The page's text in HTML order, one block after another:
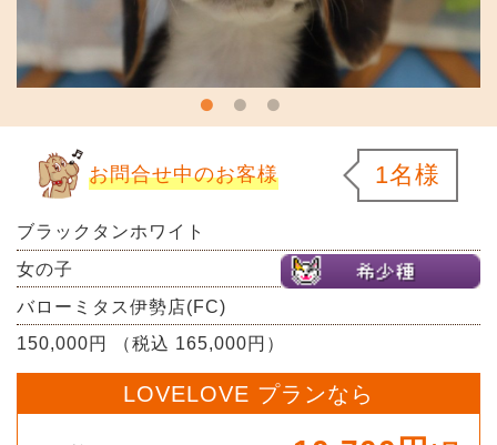
お問合せ中のお客様 1名様
ブラックタンホワイト
女の子
バローミタス伊勢店(FC)
150,000円 （税込 165,000円）
LOVELOVE プランなら